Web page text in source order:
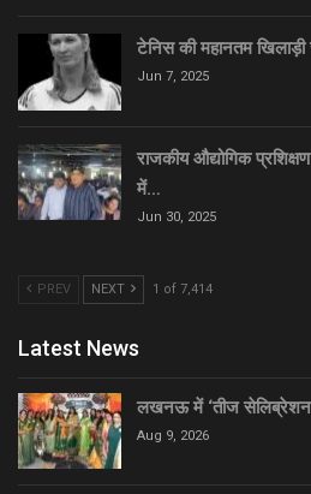
टेनिस की महानतम
Jun 7, 2025
राजकीय औद्योगिक
में…
Jun 30, 2025
PREV NEXT 1 of 7,414
Latest News
लखनऊ में ‘तीज
Aug 9, 2026